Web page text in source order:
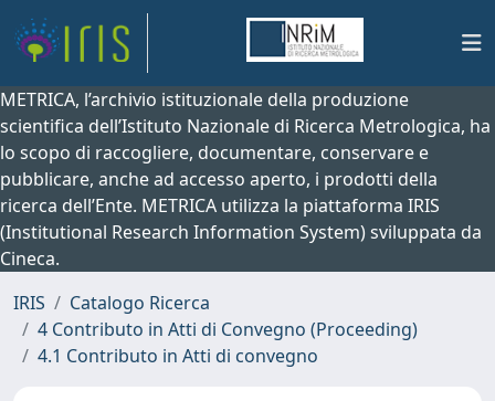
METRICA, l’archivio istituzionale della produzione
scientifica dell’Istituto Nazionale di Ricerca Metrologica, ha
lo scopo di raccogliere, documentare, conservare e
pubblicare, anche ad accesso aperto, i prodotti della
ricerca dell’Ente. METRICA utilizza la piattaforma IRIS
(Institutional Research Information System) sviluppata da
Cineca.
IRIS
Catalogo Ricerca
4 Contributo in Atti di Convegno (Proceeding)
4.1 Contributo in Atti di convegno